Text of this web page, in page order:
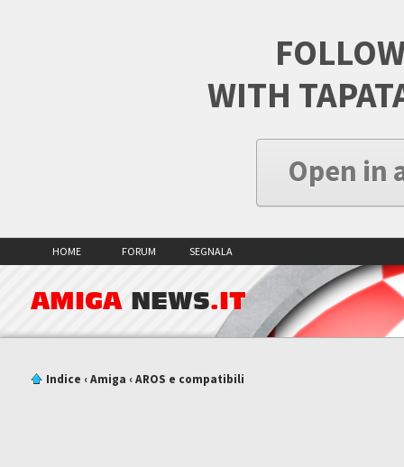
WITH
Open in
HOME FORUM SEGNALA
AMIGA NEWS.IT
Indice ‹Amiga ‹AROS e compatibili